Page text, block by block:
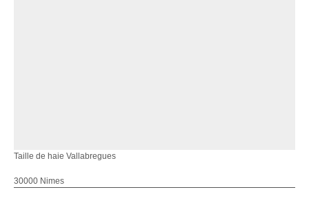
Taille de haie Vallabregues
30000 Nimes